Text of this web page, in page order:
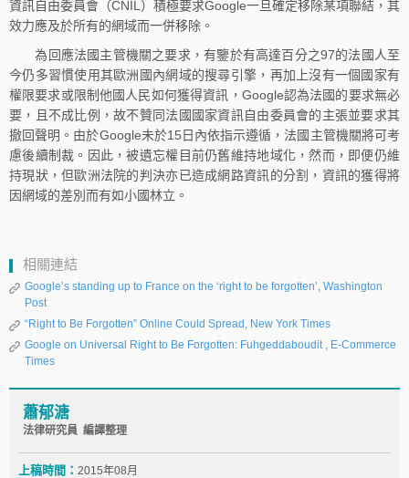
資訊自由委員會（CNIL）積極要求Google一旦確定移除某項聯結，其
效力應及於所有的網域而一併移除。
為回應法國主管機關之要求，有鑒於有高達百分之97的法國人至
今仍多習慣使用其歐洲國內網域的搜尋引擎，再加上沒有一個國家有
權限要求或限制他國人民如何獲得資訊，Google認為法國的要求無必
要，且不成比例，故不贊同法國國家資訊自由委員會的主張並要求其
撤回聲明。由於Google未於15日內依指示遵循，法國主管機關將可考
慮後續制裁。因此，被遺忘權目前仍舊維持地域化，然而，即便仍維
持現狀，但歐洲法院的判決亦已造成網路資訊的分割，資訊的獲得將
因網域的差別而有如小國林立。
相關連結
Google’s standing up to France on the ‘right to be forgotten’, Washington
Post
“Right to Be Forgotten” Online Could Spread, New York Times
Google on Universal Right to Be Forgotten: Fuhgeddaboudit , E-Commerce
Times
蕭郁溏
法律研究員 編譯整理
上稿時間： 2015年08月